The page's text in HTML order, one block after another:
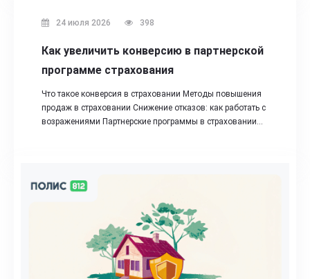
24 июля 2026 398
Как увеличить конверсию в партнерской
программе страхования
Что такое конверсия в страховании Методы повышения
продаж в страховании Снижение отказов: как работать с
возражениями Партнерские программы в страховании…